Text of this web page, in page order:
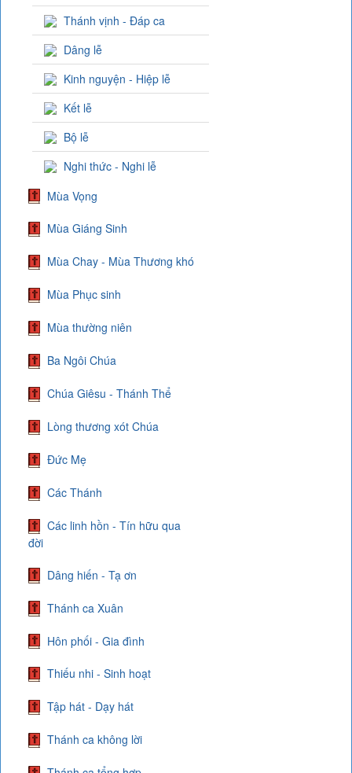
Thánh vịnh - Đáp ca
Dâng lễ
Kinh nguyện - Hiệp lễ
Kết lễ
Bộ lễ
Nghi thức - Nghi lễ
Mùa Vọng
Mùa Giáng Sinh
Mùa Chay - Mùa Thương khó
Mùa Phục sinh
Mùa thường niên
Ba Ngôi Chúa
Chúa Giêsu - Thánh Thể
Lòng thương xót Chúa
Đức Mẹ
Các Thánh
Các linh hồn - Tín hữu qua
đời
Dâng hiến - Tạ ơn
Thánh ca Xuân
Hôn phối - Gia đình
Thiếu nhi - Sinh hoạt
Tập hát - Dạy hát
Thánh ca không lời